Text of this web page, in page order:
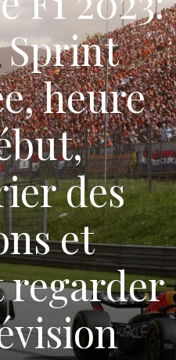
Sprint
heure
des
et